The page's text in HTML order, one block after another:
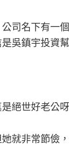
司名下有一
吳鎮宇投資
絕世好老公呀
就非常節儉